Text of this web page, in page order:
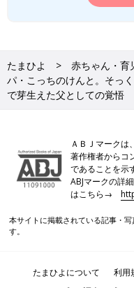
たまひよ 赤ちゃん・育
パ・こっちのけんと。そっ
で芽生えた父としての覚悟
ＡＢＪマークは
著作権者からコ
であることを示
ABJマークの詳
はこちら→
本サイトに掲載されている記事・
す。
たまひよについて 利用